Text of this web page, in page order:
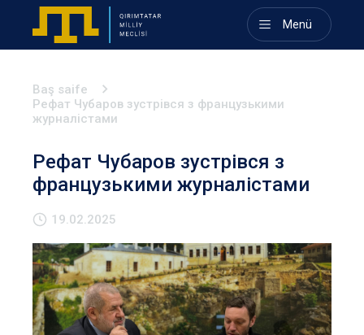
Menü
Baş saife
Рефат Чубаров зустрівся з французькими
журналістами
Рефат Чубаров зустрівся з
французькими журналістами
19.02.2025